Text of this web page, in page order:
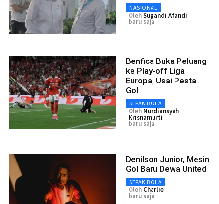
NASIONAL
OlehSugandi Afandi
baru saja
Benfica Buka Peluang
ke Play-off Liga
Europa, Usai Pesta
Gol
SEPAK BOLA
Oleh Nurdiansyah
Krisnamurti
baru saja
Denilson Junior, Mesin
Gol Baru Dewa United
SEPAK BOLA
Oleh Charlie
baru saja